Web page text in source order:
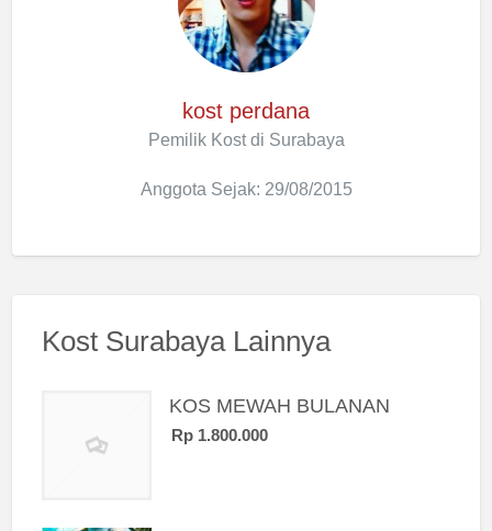
kost perdana
Pemilik Kost di Surabaya
Anggota Sejak: 29/08/2015
Kost Surabaya Lainnya
KOS MEWAH BULANAN
Rp 1.800.000